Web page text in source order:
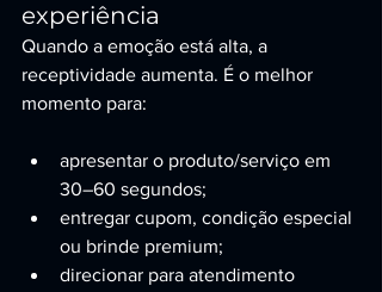
experiência
Quando a emoção está alta, a
receptividade aumenta. É o melhor
momento para:
apresentar o produto/serviço em
30–60 segundos;
entregar cupom, condição especial
ou brinde premium;
direcionar para atendimento